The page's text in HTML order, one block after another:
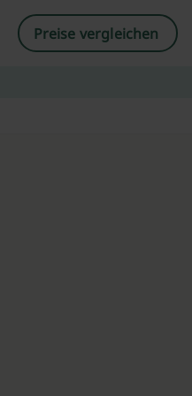
Preise vergleichen